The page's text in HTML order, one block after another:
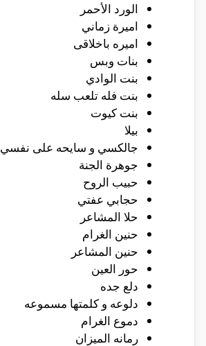
الورد الأحمر
اميرة زماني
اميره باخلاقى‎
بنات وبس
بنت الوادي
بنت فله تلعب سله
بنت كيوت
بيلا
جالكسي و سايحه على نفسي
جوهرة الجنة
حبيب الروح
حجابي عفتي‎
حلا المشاعر
حنين الغرام
حنين المشاعر
حور العين
دلع جده
دلوعه و كلمتها مسموعه
دموع الغرام
رمانه الميزان